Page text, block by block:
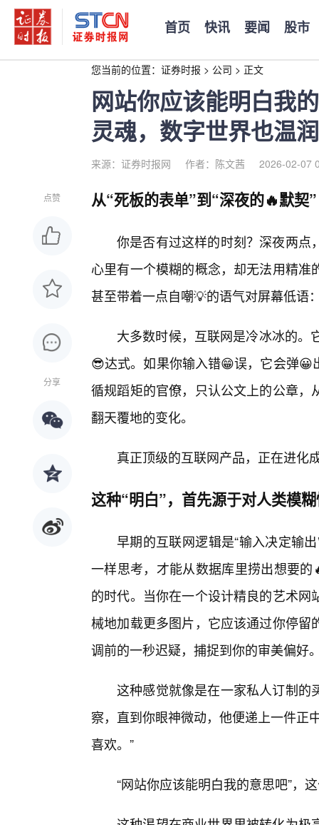
首页 快讯 要闻 股市
您当前的位置： 证券时报 > 公司 > 正文
网站你应该能明白我
灵魂，数字世界也温
来源：证券时报网 作者：陈文茜 2026-02-07
点赞
分享
从“死板的表单”到“深夜的🔥默契”
你是否有过这样的时刻？深夜两点
心里有一个模糊的概念，却无法用精
甚至带着一点自嘲💡的语气对屏幕低语
大多数时候，互联网是冷冰冰的。
😎达式。如果你输入错😁误，它会弹😀
循规蹈矩的官僚，只认公文上的公章
翻天覆地的变化。
真正顶级的互联网产品，正在进化
这种“明白”，首先源于对人类模
早期的互联网逻辑是“输入决定输
一样思考，才能从数据库里捞出想要
的时代。当你在一个设计精良的艺术
械地加载更多图片，它应该通过你停
调前的一秒迟疑，捕捉到你的审美偏好
这种感觉就像是在一家私人订制的
察，直到你眼神微动，他便递上一件正
喜欢。”
“网站你应该能明白我的意思吧”，